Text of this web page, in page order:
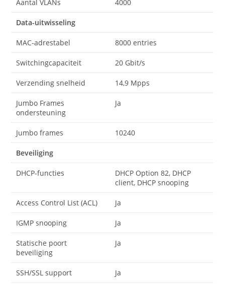
Aantal VLANs 4000
Data-uitwisseling
MAC-adrestabel 8000 entries
Switchingcapaciteit 20 Gbit/s
Verzending snelheid 14,9 Mpps
Jumbo Frames
ondersteuning
Ja
Jumbo frames 10240
Beveiliging
DHCP-functies
DHCP Option 82, DHCP
client, DHCP snooping
Access Control List (ACL) Ja
IGMP snooping Ja
Statische poort
beveiliging
Ja
SSH/SSL support Ja